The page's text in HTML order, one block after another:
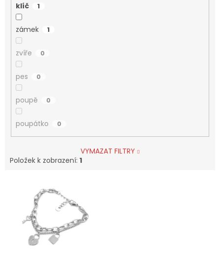
klíč 1
zámek 1
zvíře 0
pes 0
poupě 0
poupátko 0
VYMAZAT FILTRY
Položek k zobrazení: 1